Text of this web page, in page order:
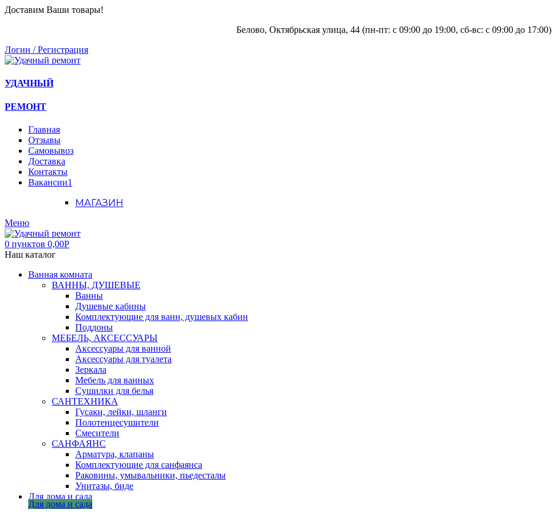
Доставим Ваши товары!
Белово, Октябрьская улица, 44 (пн-пт: с 09:00 до 19:00, сб-вс: с 09:00 до 17:00)
Логин / Регистрация
УДАЧНЫЙ
РЕМОНТ
Главная
Отзывы
Самовывоз
Доставка
Контакты
Вакансии1
МАГАЗИН
Меню
0 пунктов 0,00Р
Наш каталог
Ванная комната
ВАННЫ, ДУШЕВЫЕ
Ванны
Душевые кабины
Комплектующие для ванн, душевых кабин
Поддоны
МЕБЕЛЬ, АКСЕССУАРЫ
Аксессуары для ванной
Аксессуары для туалета
Зеркала
Мебель для ванных
Сушилки для белья
САНТЕХНИКА
Гусаки, лейки, шланги
Полотенцесушители
Смесители
САНФАЯНС
Арматура, клапаны
Комплектующие для санфаянса
Раковины, умывальники, пьедесталы
Унитазы, биде
Для дома и сада
Для дома и сада